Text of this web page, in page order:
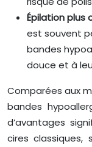
Épilation plus
est souvent
bandes
douce et à
Comparées aux
bandes
d’avantages
cires